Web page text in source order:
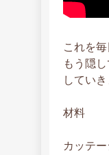
これを
もう隠
してい
材料
カッテ